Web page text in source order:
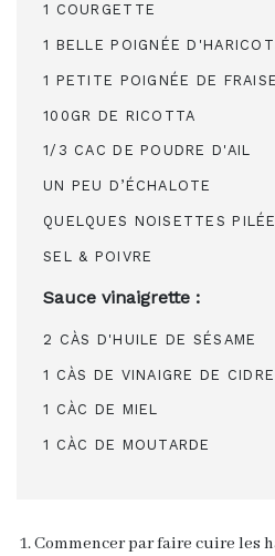
1 COURGETTE
1 BELLE POIGNÉE
1 PETITE POIGNÉE DE
100GR DE RICOTTA
1/3 CAC DE POUDRE D'AIL
UN PEU D’ÉCHALOTE
QUELQUES NOISETTES
SEL & POIVRE
Sauce vinaigrette :
2 CÀS D'HUILE DE SÉSAME
1 CÀS DE VINAIGRE DE CIDRE
1 CÀC DE MIEL
1 CÀC DE MOUTARDE
Commencer par faire cuire les